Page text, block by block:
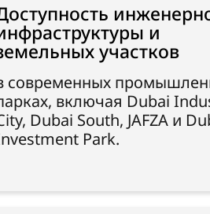
и
участков
современных
включая Dubai
Dubai South, JAFZA и
Park.